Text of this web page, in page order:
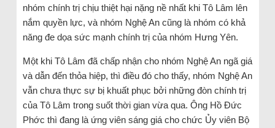
nhóm chính trị chịu thiệt hại nặng nề nhất khi Tô Lâm lên
nắm quyền lực, và nhóm Nghệ An cũng là nhóm có khả
năng đe dọa sức mạnh chính trị của nhóm Hưng Yên.
Một khi Tô Lâm đã chấp nhận cho nhóm Nghệ An ngã giá
và dẫn đến thỏa hiệp, thì điều đó cho thấy, nhóm Nghệ An
vẫn chưa thực sự bị khuất phục bởi những đòn chính trị
của Tô Lâm trong suốt thời gian vừa qua. Ông Hồ Đức
Phớc thì đang là ứng viên sáng giá cho chức Ủy viên Bộ